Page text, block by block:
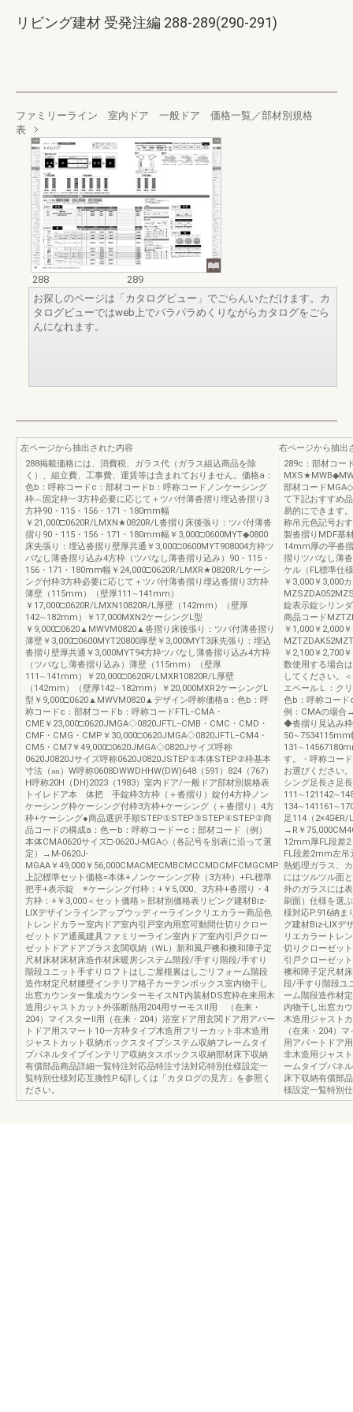
リビング建材 受発注編 288-289(290-291)
ファミリーライン 室内ドア 一般ドア 価格一覧／部材別規格
表
288
289
お探しのページは「カタログビュー」でごらんいただけます。カ
タログビューではweb上でパラパラめくりながらカタログをごら
んになれます。
左ページから抽出された内容
288掲載価格には、消費税、ガラス代（ガラス組込商品を除
く）、組立費、工事費、運賃等は含まれておりません。価格a：
色b：呼称コードc：部材コードb：呼称コードノンケーシング
枠︵固定枠︶3方枠必要に応じて＋ツバ付薄沓摺り埋込沓摺り3
方枠90・115・156・171・180mm幅
￥21,000□0620R/LMXN★0820R/L沓摺り床後張り：ツバ付薄沓
摺り90・115・156・171・180mm幅￥3,000□0600MYT◆0800
床先張り：埋込沓摺り壁厚共通￥3,000□0600MYT908004方枠ツ
バなし薄沓摺り込み4方枠（ツバなし薄沓摺り込み）90・115・
156・171・180mm幅￥24,000□0620R/LMXR★0820R/Lケーシ
ング付枠3方枠必要に応じて＋ツバ付薄沓摺り埋込沓摺り3方枠
薄壁（115mm）（壁厚111∼141mm）
￥17,000□0620R/LMXN10820R/L厚壁（142mm）（壁厚
142∼182mm）￥17,000MXN2ケーシングL型
￥9,000□0620▲MWVM0820▲沓摺り床後張り：ツバ付薄沓摺り
薄壁￥3,000□0600MYT20800厚壁￥3,000MYT3床先張り：埋込
沓摺り壁厚共通￥3,000MYT94方枠ツバなし薄沓摺り込み4方枠
（ツバなし薄沓摺り込み）薄壁（115mm）（壁厚
111∼141mm）￥20,000□0620R/LMXR10820R/L厚壁
（142mm）（壁厚142∼182mm）￥20,000MXR2ケーシングL
型￥9,000□0620▲MWVM0820▲デザイン呼称価格a：色b：呼
称コードc：部材コードb：呼称コードFTL‒CMA・
CME￥23,000□0620JMGA◇0820JFTL‒CMB・CMC・CMD・
CMF・CMG・CMP￥30,000□0620JMGA◇0820JFTL‒CM4・
CM5・CM7￥49,000□0620JMGA◇0820Jサイズ呼称
0620J0820Jサイズ呼称0620J0820JSTEP①本体STEP②枠基本
寸法（㎜）W呼称0608DWWDHHW(DW)648（591）824（767）
H呼称20H（DH)2023（1983）室内ドア/一般ドア部材別規格表
トイレドア本 体把 手錠枠3方枠（＋沓摺り）錠付4方枠ノン
ケーシング枠ケーシング付枠3方枠+ケーシング（＋沓摺り）4方
枠+ケーシング●商品選択手順STEP①STEP③STEP④STEP②商
品コードの構成a：色ーb：呼称コードーc：部材コード（例）
本体CMA0620サイズ□-0620J-MGA◇（各記号を別表に沿って選
定）→M-0620J-
MGAA￥49,000￥56,000CMACMECMBCMCCMDCMFCMGCMP
上記標準セット価格=本体+ノンケーシング枠（3方枠）+FL標準
把手+表示錠 ※ケーシング付枠：+￥5,000、3方枠+沓摺り・4
方枠：+￥3,000＜セット価格＞部材別価格表リビング建材Biz-
LIXデザインラインアップウッディーラインクリエカラー商品色
トレンドカラー室内ドア室内引戸室内用窓可動間仕切りクロー
ゼットドア通風建具ファミリーライン室内ドア室内引戸クロー
ゼットドアドアプラス玄関収納（WL）新和風戸襖和襖和障子定
尺材床材床材床造作材床暖房システム階段/手すり階段/手すり
階段ユニット手すりロフトはしご屋根裏はしごリフォーム階段
造作材定尺材腰壁インテリア格子カーテンボックス室内物干し
出窓カウンター集成カウンターモイスNT内装材DS窓枠在来用木
造用ジャストカット外張断熱用204用サーモスⅡ用 （在来・
204）マイスターⅡ用（在来・204）浴室ドア用玄関ドア用アパー
トドア用スマート10一方枠タイプ木造用フリーカット非木造用
ジャストカット収納ボックスタイプシステム収納フレームタイ
プパネルタイプインテリア収納タスボックス収納部材床下収納
有償部品商品詳細一覧特注対応品特注寸法対応特別仕様設定一
覧特別仕様対応互換性P.6詳しくは「カタログの見方」を参照く
ださい。
右ページから抽出
289c：部材コー
部材コード
て下記おすすめ
易的にできます
称吊元色記号お
製沓摺りMDF基
14mm厚の平沓
摺りツバなし薄
ケル（FL標準仕
￥3,000￥3,000
錠表示錠シリン
商品コード
￥1,000￥2,000
￥2,100￥2,700
数使用する場合
してください。
エペールＬ：ク
色b：呼称コー
例：CMAの場
◆沓摺り見込み
す。・呼称コー
お選びください
シング足長さ足
足114（2×4）̶
→R￥
12mm厚FL段差
FL段差2mm左吊
熱処理ガラス、
にはツルツル面
外のガラスには
刷面）仕様を選
様対応P.916納ま
グ建材Biz-LIXデ
リエカラートレ
切りクローゼッ
引戸クローゼッ
襖和障子定尺材
段/手すり階段ユ
ーム階段造作材
内物干し出窓カ
木造用ジャスト
（在来・204）
用アパートドア
非木造用ジャス
ームタイプパネ
床下収納有償部
様設定一覧特別